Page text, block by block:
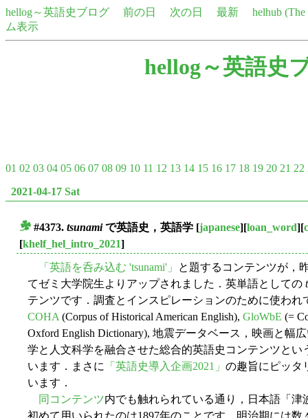
hellog～英語史ブログ 前の日 次の日 最新
helhub
ム表示
hellog～英語史
01 02 03 04 05 06 07 08 09 10 11 12 13 14 15 16 17 18 19 20 21 22
2021-04-17 Sat
#4373. tsunamiで英語史，英語学 [japanese][loan_word][
[khelf_hel_intro_2021]
「英語を呑み込む 'tsunami'」
と題するコンテンツが，
てゼミ大学院生よりアップされました．英単語としての
テンツです．調査とインスピレーションのために使われ
COHA (Corpus of Historical American English), GloWbE (=
Oxford English Dictionary), 地震データベース，映画と幅
学と人文科学を融合させた総合的英語史コンテンツと
います．まさに
「英語史導入企画2021」 の趣旨にピッ
います．
同コンテンツ内でも触れられている通り，日本語「津
初めて用いられたのは1897年のことです．明治期には